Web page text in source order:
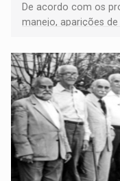
De acordo com os
manejo, aparições